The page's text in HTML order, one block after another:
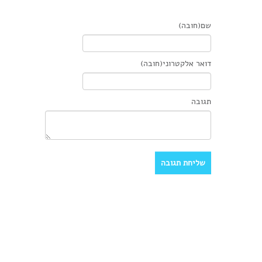
שם(חובה)
דואר אלקטרוני(חובה)
תגובה